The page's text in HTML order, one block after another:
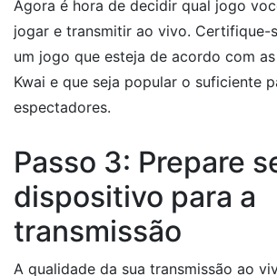
Agora é hora de decidir qual jogo
jogar e transmitir ao vivo. Certifique-
um jogo que esteja de acordo com
Kwai e que seja popular o suficiente
espectadores.
Passo 3: Prepare
dispositivo para a
transmissão
A qualidade da sua transmissão ao